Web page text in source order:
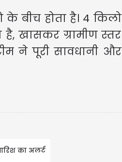
बीच होता है। 4 किलो
खासकर ग्रामीण स्तर
ने पूरी सावधानी और
का अलर्ट